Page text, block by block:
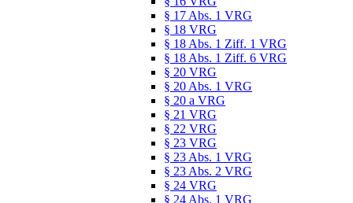
§ 17 Abs. 1 VRG
§ 18 VRG
§ 18 Abs. 1 Ziff. 1 VRG
§ 18 Abs. 1 Ziff. 6 VRG
§ 20 VRG
§ 20 Abs. 1 VRG
§ 20 a VRG
§ 21 VRG
§ 22 VRG
§ 23 VRG
§ 23 Abs. 1 VRG
§ 23 Abs. 2 VRG
§ 24 VRG
§ 24 Abs. 1 VRG